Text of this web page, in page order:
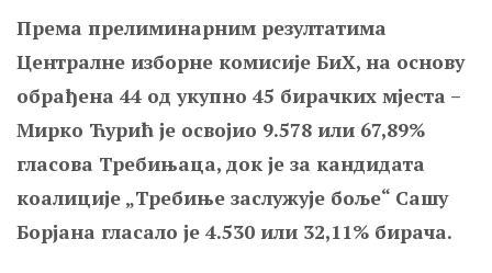
Према прелиминарним резултатима
Централне изборне комисије БиХ, на основу
обрађена 44 од укупно 45 бирачких мјеста –
Мирко Ћурић је освојио 9.578 или 67,89%
гласова Требињаца, док је за кандидата
коалиције „Требиње заслужује боље“ Сашу
Борјана гласало је 4.530 или 32,11% бирача.